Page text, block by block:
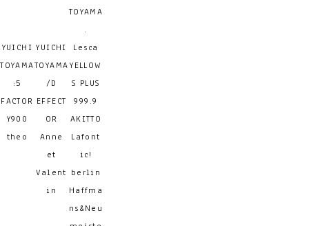
TOYAMA
.
YUICHI
TOYAMA
:5
YUICHI
TOYAMA
/D
Lesca
YELLOW
S PLUS
FACTOR
Y900
EFFECT
OR
999.9
AKITTO
theo
Anne
et
Valent
in
Lafont
ic!
berlin
Haffma
ns&Neu